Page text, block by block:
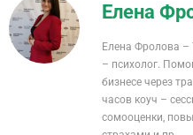
Елена
Елена Фролова –
– психолог.
бизнесе через
часов коуч –
сомооценки,